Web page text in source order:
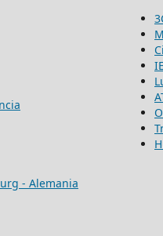
- Alemania